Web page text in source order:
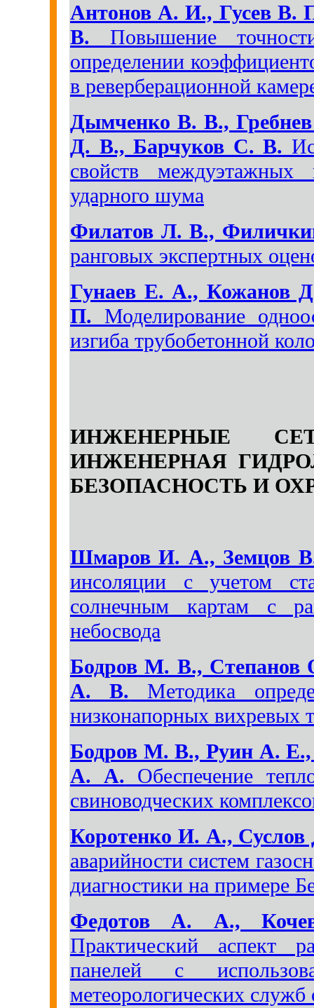
Антонов А. И., Гусев В.
В. Повышение
определении
в реверберационной
Дымченко В. В.,
Д. В., Барчуков С. В.
свойств междуэтажных
ударного шума
Филатов Л. В.,
ранговых экспертных
Гунаев Е. А., Кожанов
П. Моделирование
изгиба трубобетонной
ИНЖЕНЕРНЫЕ
ИНЖЕНЕРНАЯ
БЕЗОПАСНОСТЬ И
Шмаров И. А., Земцов
инсоляции с учетом
солнечным картам с
небосвода
Бодров М. В.,
А. В. Методика
низконапорных вихревых
Бодров М. В., Руин А.
А. А. Обеспечение
свиноводческих
Коротенко И. А.,
аварийности систем
диагностики на примере
Федотов А. А.,
Практический аспект
панелей с
метеорологических